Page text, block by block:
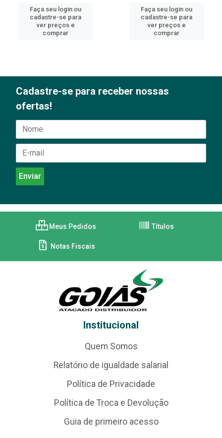
Faça seu login ou
cadastre-se para
ver preços e
comprar
Faça seu login ou
cadastre-se para
ver preços e
comprar
Cadastre-se para receber nossas
ofertas!
Meus Pedidos Títulos
Notas Fiscais
Institucional
Quem Somos
Relatório de igualdade salarial
Política de Privacidade
Política de Troca e Devolução
Guia de primeiro acesso